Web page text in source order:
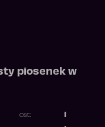
piosenek w
Ost.: